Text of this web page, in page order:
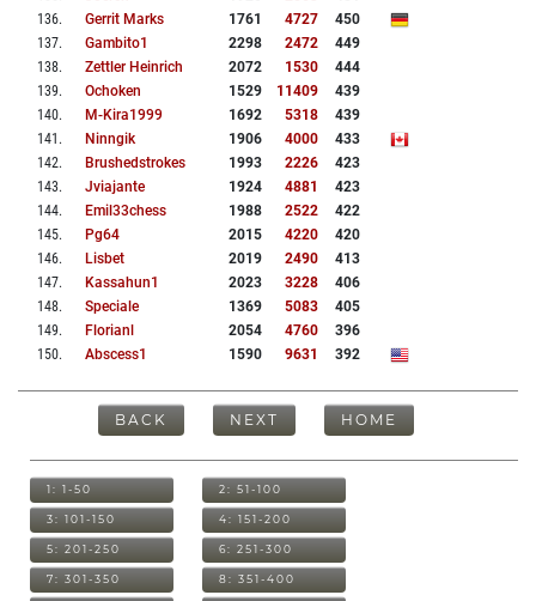
136. Gerrit Marks 1761 4727
450
137. Gambito1 2298 2472
449
138. Zettler Heinrich 2072 1530
444
139. Ochoken 1529 11409
439
140. M-Kira1999 1692 5318
439
141 . Ninngik 1906 4000
433
142. Brushedstrokes 1993 2226
423
143. Jviajante 1924 4881
423
144. Emil33chess 1988 2522
422
145. Pg64 2015 4220
420
146. Lisbet 2019 2490
413
147. Kassahun1 2023 3228
406
148. Speciale 1369 5083
405
149. Florianl 2054 4760
396
150. Abscess1 1590 9631 392
BACK NEXT HOME
1: 1-50 2: 51-100
3: 101-150 4: 151-200
5: 201-250 6: 251-300
7: 301-350 8: 351-400